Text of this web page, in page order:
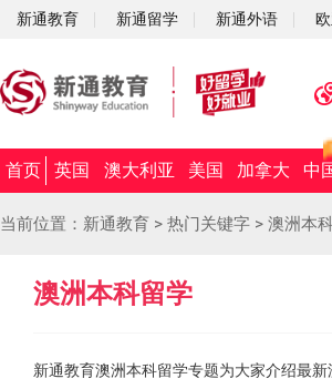
新通教育 新通留学 新通外语
首页 英国 澳大利亚 美国 加拿大 中
当前位置： 新通教育 > 热门关键字 > 澳洲本
澳洲本科留学
新通教育澳洲本科留学专题为大家介绍最